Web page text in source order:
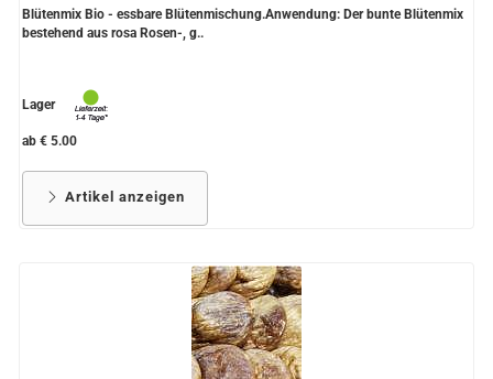
Blütenmix Bio - essbare Blütenmischung.Anwendung: Der bunte Blütenmix
bestehend aus rosa Rosen-, g..
Lager
ab € 5.00
Artikel anzeigen